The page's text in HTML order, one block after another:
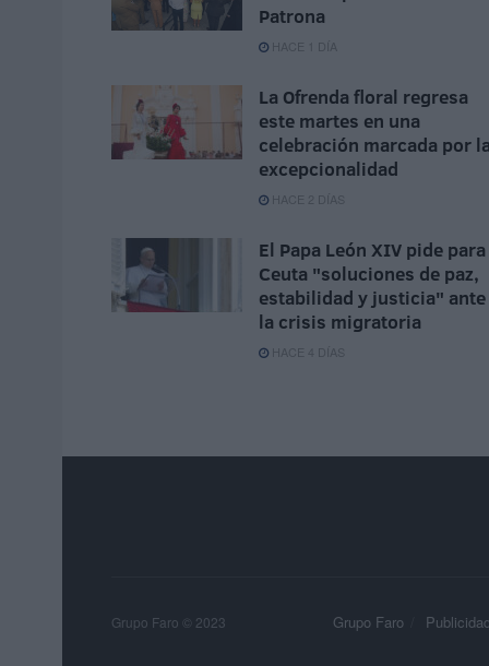
Patrona
HACE 1 DÍA
La Ofrenda floral regresa
este martes en una
celebración marcada por la
excepcionalidad
HACE 2 DÍAS
El Papa León XIV pide para
Ceuta "soluciones de paz,
estabilidad y justicia" ante
la crisis migratoria
HACE 4 DÍAS
Grupo Faro Publicidad
Grupo Faro © 2023